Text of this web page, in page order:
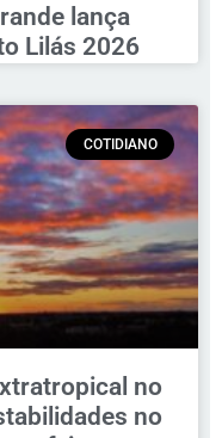
lança
Lilás 2026
COTIDIANO
no
no